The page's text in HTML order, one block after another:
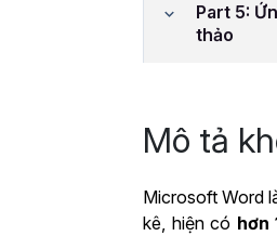
Part 5:
thảo
Mô tả
Microsoft Word
kê, hiện có hơn